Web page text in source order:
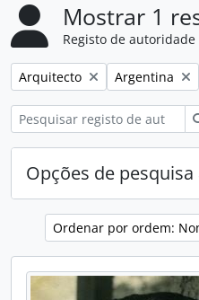
Mostrar 1
Registo de autoridade
Remover filtro:
Arquitecto Remover filtro:
Argentina
Opções de pesquisa
Ordenar por ordem: